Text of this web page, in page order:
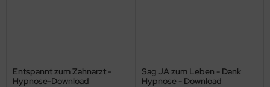
Entspannt zum Zahnarzt -
Hypnose-Download
Sag JA zum Leben - Dank
Hypnose - Download